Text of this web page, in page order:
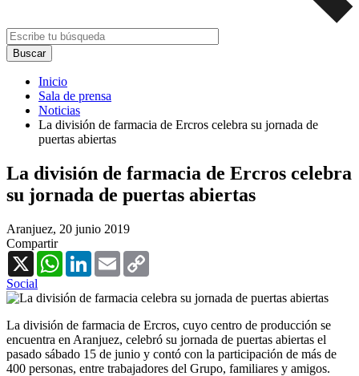
Inicio
Sala de prensa
Noticias
La división de farmacia de Ercros celebra su jornada de
puertas abiertas
La división de farmacia de Ercros celebra
su jornada de puertas abiertas
Aranjuez, 20 junio 2019
Compartir
X
WhatsAppLinkedInEmail
Social
La división de farmacia de Ercros, cuyo centro de producción se
encuentra en Aranjuez, celebró su jornada de puertas abiertas el
pasado sábado 15 de junio y contó con la participación de más de
400 personas, entre trabajadores del Grupo, familiares y amigos.